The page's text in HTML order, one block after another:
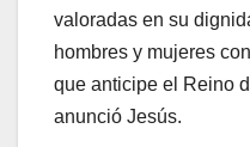
valoradas en su
hombres y mujeres
que anticipe el Reino
anunció Jesús.